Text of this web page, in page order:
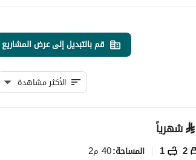
قم بالتبديل إلى عرض المشاريع
الأكثر مشاهدة
⃁شهرياً
2
1 المساحة:40 م2